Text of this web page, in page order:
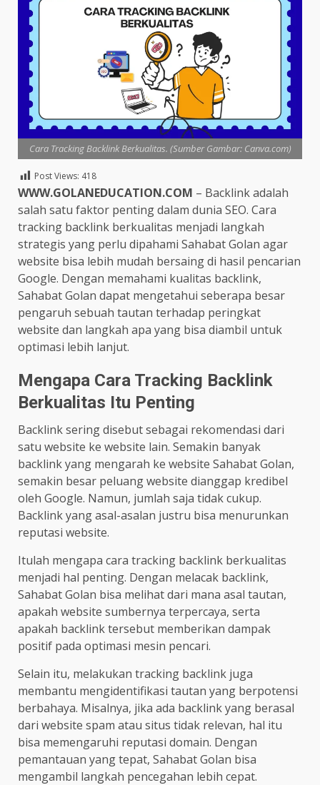
Cara Tracking Backlink Berkualitas. (Sumber Gambar: Canva.com)
Post Views: 418
WWW.GOLANEDUCATION.COM – Backlink adalah
salah satu faktor penting dalam dunia SEO. Cara
tracking backlink berkualitas menjadi langkah
strategis yang perlu dipahami Sahabat Golan agar
website bisa lebih mudah bersaing di hasil pencarian
Google. Dengan memahami kualitas backlink,
Sahabat Golan dapat mengetahui seberapa besar
pengaruh sebuah tautan terhadap peringkat
website dan langkah apa yang bisa diambil untuk
optimasi lebih lanjut.
Mengapa Cara Tracking Backlink
Berkualitas Itu Penting
Backlink sering disebut sebagai rekomendasi dari
satu website ke website lain. Semakin banyak
backlink yang mengarah ke website Sahabat Golan,
semakin besar peluang website dianggap kredibel
oleh Google. Namun, jumlah saja tidak cukup.
Backlink yang asal-asalan justru bisa menurunkan
reputasi website.
Itulah mengapa cara tracking backlink berkualitas
menjadi hal penting. Dengan melacak backlink,
Sahabat Golan bisa melihat dari mana asal tautan,
apakah website sumbernya terpercaya, serta
apakah backlink tersebut memberikan dampak
positif pada optimasi mesin pencari.
Selain itu, melakukan tracking backlink juga
membantu mengidentifikasi tautan yang berpotensi
berbahaya. Misalnya, jika ada backlink yang berasal
dari website spam atau situs tidak relevan, hal itu
bisa memengaruhi reputasi domain. Dengan
pemantauan yang tepat, Sahabat Golan bisa
mengambil langkah pencegahan lebih cepat.